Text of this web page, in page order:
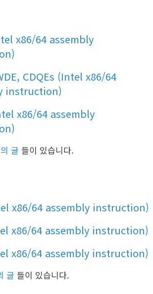
x86/64 assembly
CDQEs (Intel x86/64
instruction)
x86/64 assembly
글 들이 있습니다.
x86/64 assembly instruction)
x86/64 assembly instruction)
x86/64 assembly instruction)
글 들이 있습니다.